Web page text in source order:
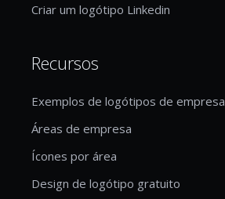
Criar um logótipo Linkedin
Recursos
Exemplos de logótipos de empresa
Áreas de empresa
Ícones por área
Design de logótipo gratuito